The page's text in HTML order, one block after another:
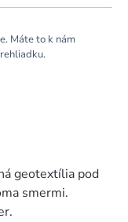
Máte to k nám
geotextília pod
smermi.